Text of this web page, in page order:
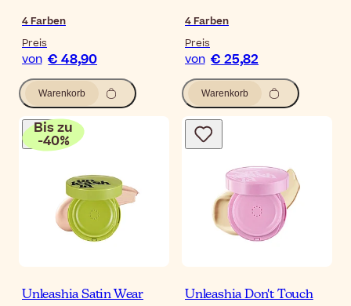
4 Farben
Preis
von € 48,90
Warenkorb
4 Farben
Preis
von € 25,82
Warenkorb
Bis zu
-40%
Unleashia Satin Wear
Unleashia Don't Touch